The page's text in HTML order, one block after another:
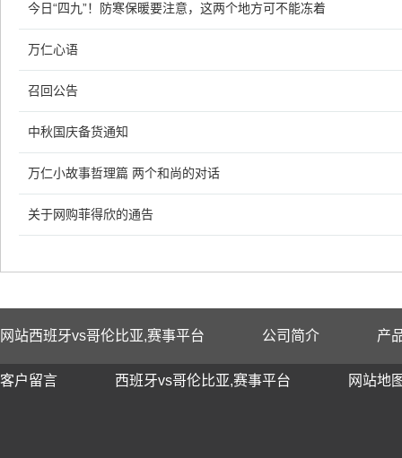
今日“四九”！防寒保暖要注意，这两个地方可不能冻着
万仁心语
召回公告
中秋国庆备货通知
万仁小故事哲理篇 两个和尚的对话
关于网购菲得欣的通告
网站西班牙vs哥伦比亚,赛事平台 公司简介 产
客户留言 西班牙vs哥伦比亚,赛事平台 网站地